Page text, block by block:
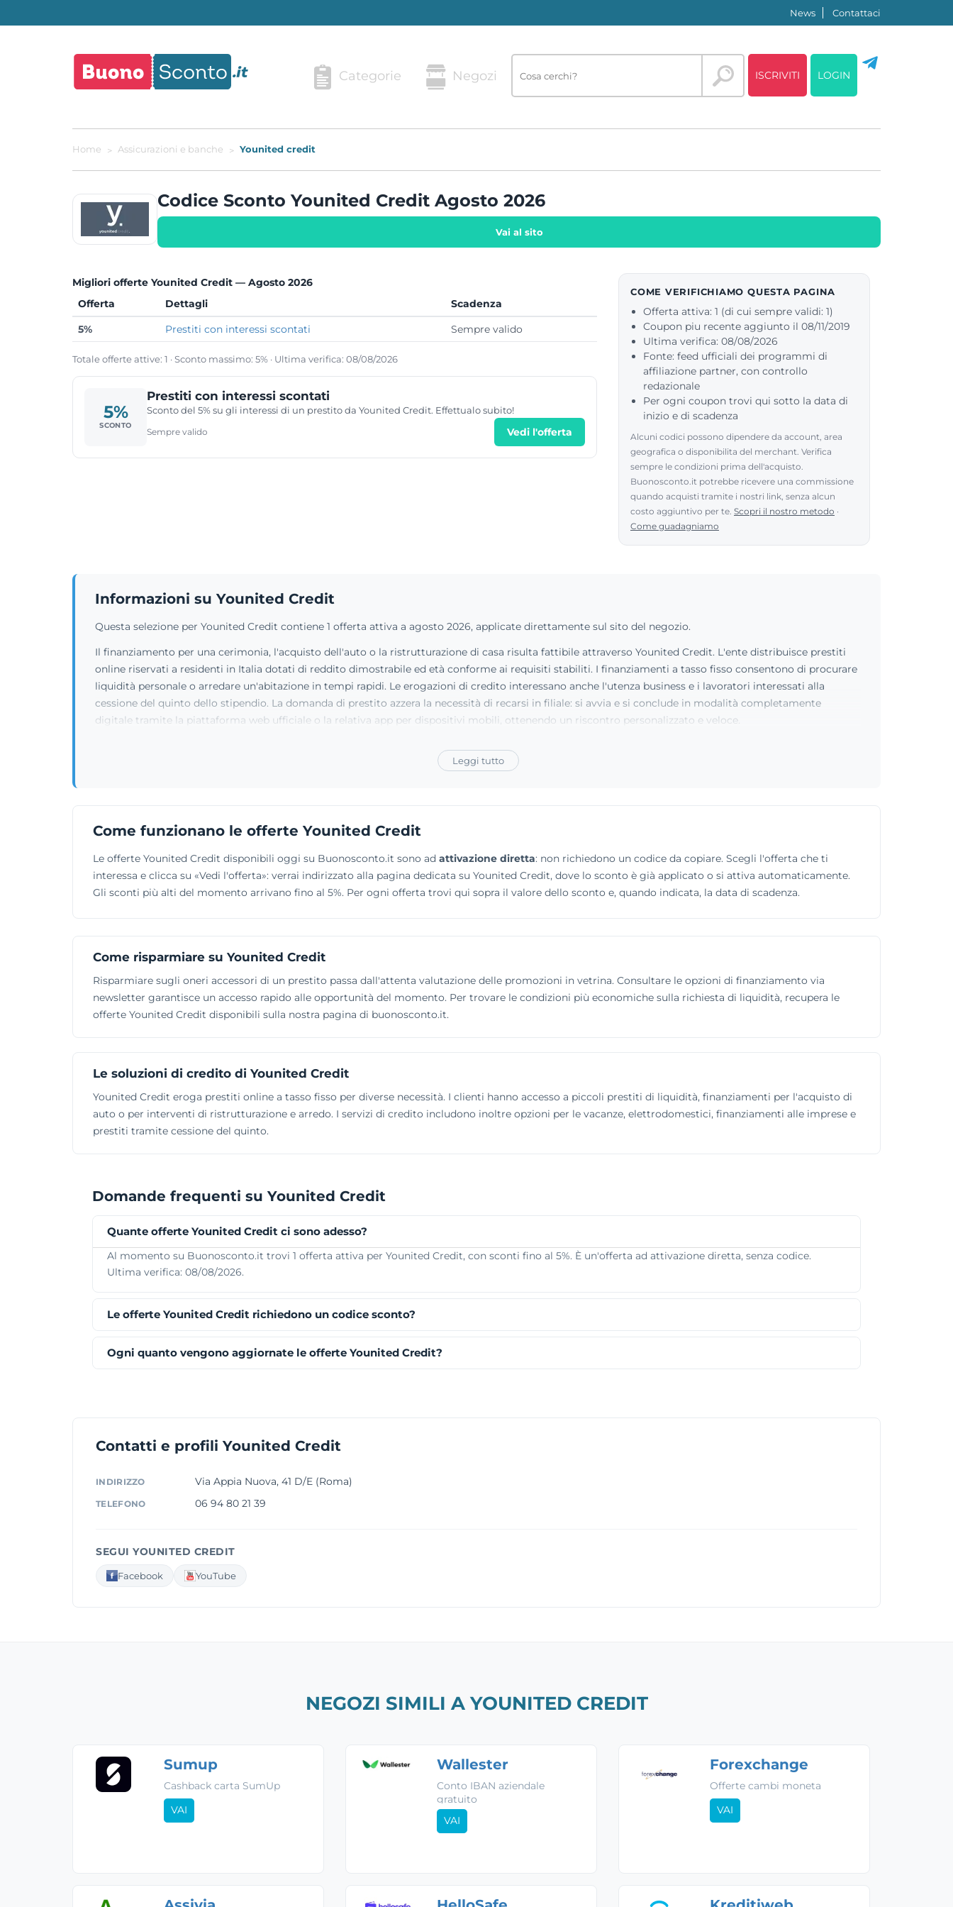
News Contattaci
Categorie Negozi ISCRIVITI LOGIN
Home Assicurazioni e banche Younited credit
Codice Sconto Younited Credit Agosto 2026
Vai al sito
Migliori offerte Younited Credit — Agosto 2026
Offerta
Dettagli
Scadenza
5%
Prestiti con interessi scontati Sempre valido
Totale offerte attive: 1 · Sconto massimo: 5% · Ultima verifica: 08/08/2026
5%
SCONTO
Prestiti con interessi scontati
Sconto del 5% su gli interessi di un prestito da Younited Credit. Effettualo subito!
Sempre valido Vedi l'offerta
COME VERIFICHIAMO QUESTA PAGINA
Offerta attiva: 1 (di cui sempre validi: 1)
Coupon piu recente aggiunto il 08/11/2019
Ultima verifica: 08/08/2026
Fonte: feed ufficiali dei programmi di
affiliazione partner, con controllo
redazionale
Per ogni coupon trovi qui sotto la data di
inizio e di scadenza
Alcuni codici possono dipendere da account, area
geografica o disponibilita del merchant. Verifica
sempre le condizioni prima dell'acquisto.
Buonosconto.it potrebbe ricevere una commissione
quando acquisti tramite i nostri link, senza alcun
costo aggiuntivo per te. Scopri il nostro metodo ·
Come guadagniamo
Informazioni su Younited Credit
Questa selezione per Younited Credit contiene 1 offerta attiva a agosto 2026, applicate direttamente sul sito del negozio.
Il finanziamento per una cerimonia, l'acquisto dell'auto o la ristrutturazione di casa risulta fattibile attraverso Younited Credit. L'ente distribuisce prestiti
online riservati a residenti in Italia dotati di reddito dimostrabile ed età conforme ai requisiti stabiliti. I finanziamenti a tasso fisso consentono di procurare
liquidità personale o arredare un'abitazione in tempi rapidi. Le erogazioni di credito interessano anche l'utenza business e i lavoratori interessati alla
cessione del quinto dello stipendio. La domanda di prestito azzera la necessità di recarsi in filiale: si avvia e si conclude in modalità completamente
digitale tramite la piattaforma web ufficiale o la relativa app per dispositivi mobili, ottenendo un riscontro personalizzato e veloce.
Leggi tutto
Come funzionano le offerte Younited Credit
Le offerte Younited Credit disponibili oggi su Buonosconto.it sono ad attivazione diretta: non richiedono un codice da copiare. Scegli l'offerta che ti
interessa e clicca su «Vedi l'offerta»: verrai indirizzato alla pagina dedicata su Younited Credit, dove lo sconto è già applicato o si attiva automaticamente.
Gli sconti più alti del momento arrivano fino al 5%. Per ogni offerta trovi qui sopra il valore dello sconto e, quando indicata, la data di scadenza.
Come risparmiare su Younited Credit
Risparmiare sugli oneri accessori di un prestito passa dall'attenta valutazione delle promozioni in vetrina. Consultare le opzioni di finanziamento via
newsletter garantisce un accesso rapido alle opportunità del momento. Per trovare le condizioni più economiche sulla richiesta di liquidità, recupera le
offerte Younited Credit disponibili sulla nostra pagina di buonosconto.it.
Le soluzioni di credito di Younited Credit
Younited Credit eroga prestiti online a tasso fisso per diverse necessità. I clienti hanno accesso a piccoli prestiti di liquidità, finanziamenti per l'acquisto di
auto o per interventi di ristrutturazione e arredo. I servizi di credito includono inoltre opzioni per le vacanze, elettrodomestici, finanziamenti alle imprese e
prestiti tramite cessione del quinto.
Domande frequenti su Younited Credit
Quante offerte Younited Credit ci sono adesso?
Al momento su Buonosconto.it trovi 1 offerta attiva per Younited Credit, con sconti fino al 5%. È un'offerta ad attivazione diretta, senza codice.
Ultima verifica: 08/08/2026.
Le offerte Younited Credit richiedono un codice sconto?
Ogni quanto vengono aggiornate le offerte Younited Credit?
Contatti e profili Younited Credit
INDIRIZZO Via Appia Nuova, 41 D/E (Roma)
TELEFONO 06 94 80 21 39
SEGUI YOUNITED CREDIT
Facebook YouTube
NEGOZI SIMILI A YOUNITED CREDIT
Sumup
Cashback carta SumUp
VAI
Wallester
Conto IBAN aziendale
gratuito
VAI
Forexchange
Offerte cambi moneta
VAI